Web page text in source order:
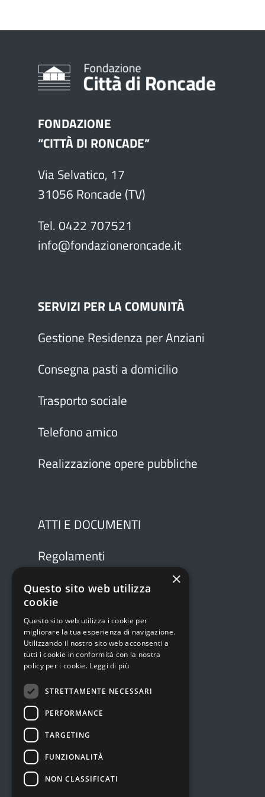
E-mail
Telefono
Il tuo messaggio
Ho letto e accetto le
(Leggi la privacy)
FONDAZIONE
“CITTÀ DI RONCADE”
Via Selvatico, 17
31056 Roncade (TV)
Tel. 0422 707521
info@fondazioneroncade.it
SERVIZI PER LA COMUNITÀ
Gestione Residenza per Anziani
Consegna pasti a domicilio
Trasporto sociale
Telefono amico
Realizzazione opere pubbliche
ATTI E DOCUMENTI
Regolamenti
Statuto
Privacy
Bilanci
Verbali
×
Questo sito web utilizza
cookie
Questo sito web utilizza i cookie per
migliorare la tua esperienza di navigazione.
Utilizzando il nostro sito web acconsenti a
tutti i cookie in conformità con la nostra
policy per i cookie. Leggi di più
STRETTAMENTE NECESSARI
PERFORMANCE
TARGETING
FUNZIONALITÀ
NON CLASSIFICATI